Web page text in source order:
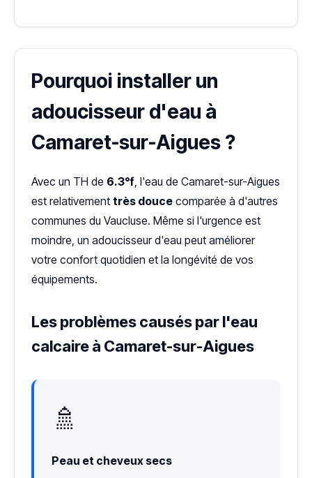
Pourquoi installer un
adoucisseur d'eau à
Camaret-sur-Aigues ?
Avec un TH de 6.3°f , l'eau de Camaret-sur-Aigues
est relativement très douce comparée à d'autres
communes du Vaucluse. Même si l'urgence est
moindre, un adoucisseur d'eau peut améliorer
votre confort quotidien et la longévité de vos
équipements.
Les problèmes causés par l'eau
calcaire à Camaret-sur-Aigues
🚿
Peau et cheveux secs